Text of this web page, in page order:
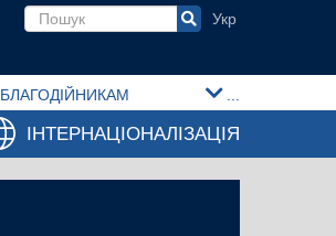
Пошукова форма
БЛАГОДІЙНИКАМ
ІНТЕРНАЦІОНАЛІЗАЦІЯ